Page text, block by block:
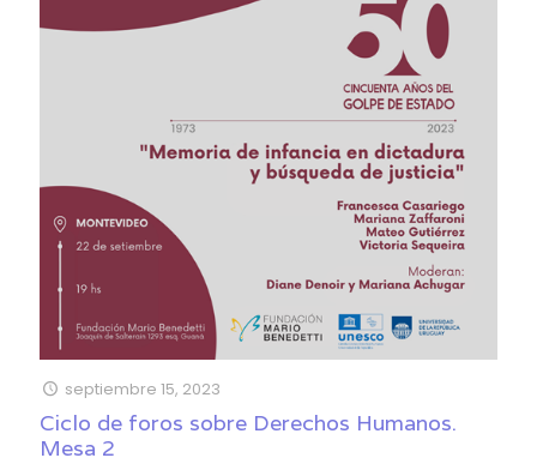
septiembre 15, 2023
Ciclo de foros sobre Derechos Humanos.
Mesa 2